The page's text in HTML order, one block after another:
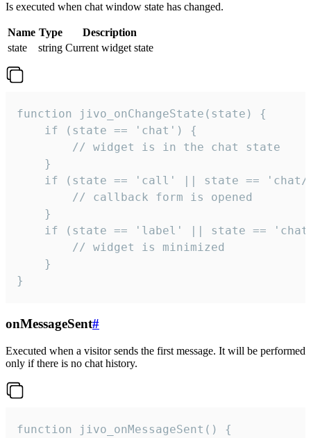
Is executed when chat window state has changed.
Name Type
Description
state
string Current widget state
function jivo_onChangeState(state) {
    if (state == 'chat') {
        // widget is in the chat state
    }
if (state == 'call' || state ==
        // callback form is opened
    }
if (state == 'label' || state ==
        // widget is minimized
    }
}
onMessageSent#
Executed when a visitor sends the first message. It will be performed
only if there is no chat history.
function jivo_onMessageSent() {